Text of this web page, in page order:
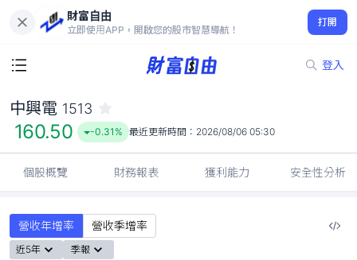
財富自由
立即使用APP，開啟您的股市智慧導航！
打開
登入
160.50
-0.31%
中興電 1513
160.50 -0.31% 最近更新時間： 2026/08/06 05:30
個股概覽 財務報表 獲利能力 安全性分析
營收年增率 營收季增率
近5年 季報